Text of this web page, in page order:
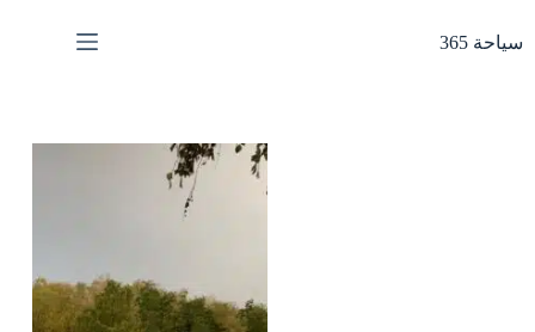
المحتوى
سياحة 365